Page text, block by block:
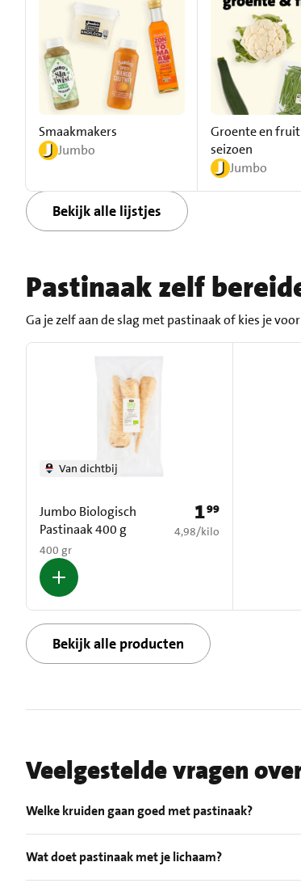
Smaakmakers
Jumbo
Groente en
seizoen
Jumbo
Bekijk alle lijstjes
Pastinaak zelf
Ga je zelf aan de slag met pastinaak of kies je
Jumbo Biologisch
Pastinaak 400 g
400 gr
Van dichtbij
Prijs: € 1,99
199
€ 4,98 per kilo
4,98/kilo
Bekijk alle producten
Veelgestelde vragen
Welke kruiden gaan goed met pastinaak?
Wat doet pastinaak met je lichaam?